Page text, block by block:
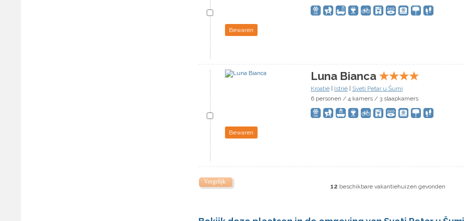
Bewaren
Luna Bianca ★★★★
Kroatië| Istrië|
Sveti Petar u Šumi
6 personen / 4 kamers / 3 slaapkamers
Bewaren
12 beschikbare vakantiehuizen gevonden
Vergelijk